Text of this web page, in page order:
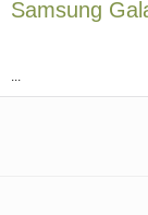
Samsung
...